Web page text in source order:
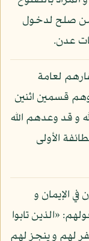
من صلح لدخول
عدن.
لعامة
قسمين اثنين
و قد وعدهم الله
الأولى
الإيمان و
«الذين تابوا
لهم و ينجز لهم